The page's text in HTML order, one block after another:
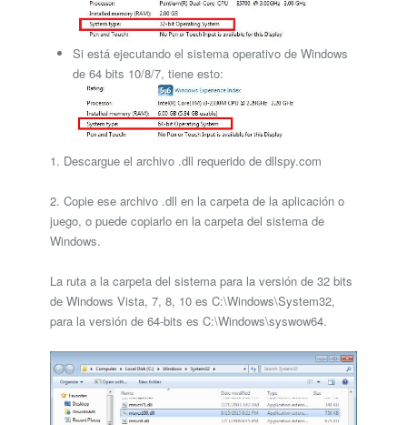
Si está ejecutando el sistema operativo de Windows
de 64 bits 10/8/7, tiene esto:
1. Descargue el archivo .dll requerido de dllspy.com
2. Copie ese archivo .dll en la carpeta de la aplicación o
juego, o puede copiarlo en la carpeta del sistema de
Windows.
La ruta a la carpeta del sistema para la versión de 32 bits
de Windows Vista, 7, 8, 10 es C:\Windows\System32,
para la versión de 64-bits es C:\Windows\syswow64.